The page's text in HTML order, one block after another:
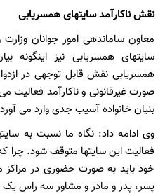
نقش ناکارآمد سایتهای همسریابی
معاون ساماندهی امور جوانان
سایتهای همسریابی نیز
همسریابی نقش قابل توجهی در
صورت غیرقانونی و ناکارآمد فعالیت
بنیان خانواده آسیب جدی وارد می
وی ادامه داد: نگاه ما نسبت به
فعالیت این سایتها متوقف شود. چرا
خود باید به صورت حضوری در مراکز
پسر، پدر و مادر و مشاور سه راس